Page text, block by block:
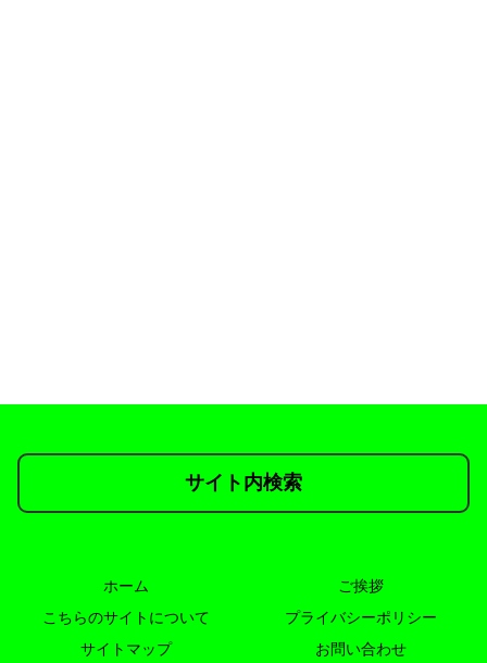
サイト内検索
ホーム
ご挨拶
こちらのサイトについて
プライバシーポリシー
サイトマップ
お問い合わせ